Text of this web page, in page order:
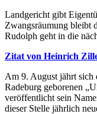
Landgericht gibt
Zwangsräumung bleibt
Rudolph geht in die
Zitat von Heinrich
Am 9. August jährt sich
Radeburg geborenen
veröffentlicht sein
dieser Stelle jährlich